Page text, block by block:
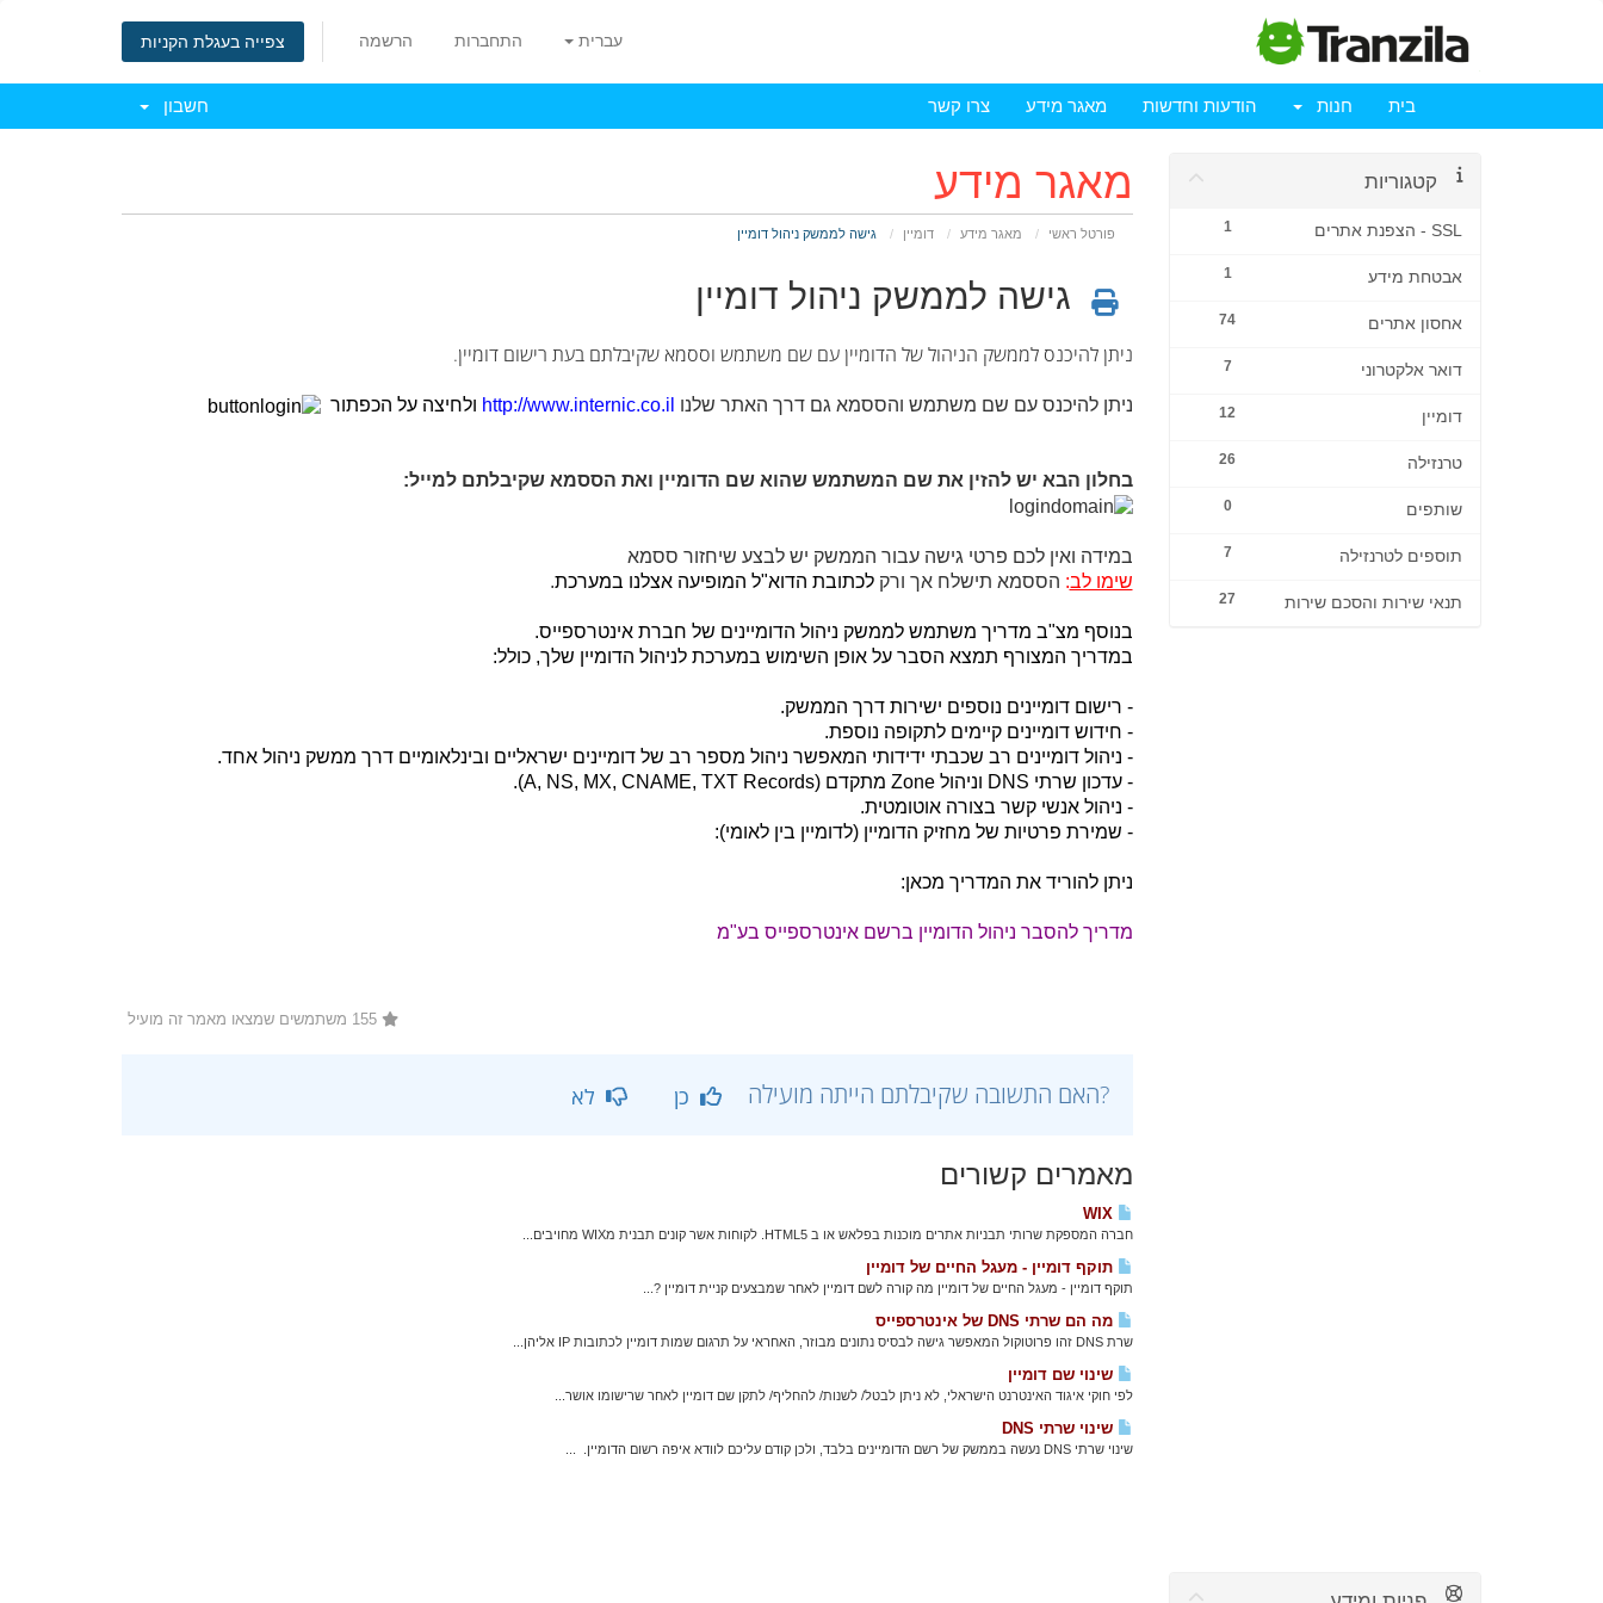
עברית התחברות הרשמה צפייה בעגלת הקניות
בית חנות הודעות וחדשות מאגר מידע צרו קשר חשבון
מאגר מידע
פורטל ראשי מאגר מידע דומיין גישה לממשק ניהול דומיין
קטגוריות
1 SSL - הצפנת אתרים
1 אבטחת מידע
74 אחסון אתרים
7 דואר אלקטרוני
12 דומיין
26 טרנזילה
0 שותפים
7 תוספים לטרנזילה
27 תנאי שירות והסכם שירות
גישה לממשק ניהול דומיין
ניתן להיכנס לממשק הניהול של הדומיין עם שם משתמש וססמא שקיבלתם בעת רישום דומיין.
ניתן להיכנס עם שם משתמש והססמא גם דרך האתר שלנו http://www.internic.co.il ולחיצה על הכפתור
בחלון הבא יש להזין את שם המשתמש שהוא שם הדומיין ואת הססמא שקיבלתם למייל:
במידה ואין לכם פרטי גישה עבור הממשק יש לבצע שיחזור ססמא
שימו לב: הססמא תישלח אך ורקלכתובת הדוא"ל המופיעה אצלנו במערכת.
בנוסף מצ"ב מדריך משתמש לממשק ניהול הדומיינים של חברת אינטרספייס.
במדריך המצורף תמצא הסבר על אופן השימוש במערכת לניהול הדומיין שלך, כולל:
- רישום דומיינים נוספים ישירות דרך הממשק.
- חידוש דומיינים קיימים לתקופה נוספת.
- ניהול דומיינים רב שכבתי ידידותי המאפשר ניהול מספר רב של דומיינים ישראליים ובינלאומיים דרך ממשק ניהול אחד.
- עדכון שרתי DNS וניהול Zone מתקדם (A, NS, MX, CNAME, TXT Records).
- ניהול אנשי קשר בצורה אוטומטית.
- שמירת פרטיות של מחזיק הדומיין (לדומיין בין לאומי):
ניתן להוריד את המדריך מכאן:
מדריך להסבר ניהול הדומיין ברשם אינטרספייס בע"מ
?האם התשובה שקיבלתם הייתה מועילה כן לא
מאמרים קשורים
חברה המספקת שרותי תבניות אתרים מוכנות בפלאש או ב HTML5. לקוחות אשר קונים תבנית מWIX מחויבים...
תוקף דומיין - מעגל החיים של דומיין
תוקף דומיין - מעגל החיים של דומיין מה קורה לשם דומיין לאחר שמבצעים קניית דומיין ?...
מה הם שרתי DNS של אינטרספייס
שרת DNS זהו פרוטוקול המאפשר גישה לבסיס נתונים מבוזר, האחראי על תרגום שמות דומיין לכתובות IP אליהן...
שינוי שם דומיין
לפי חוקי איגוד האינטרנט הישראלי, לא ניתן לבטל/ לשנות/ להחליף/ לתקן שם דומיין לאחר שרישומו אושר...
שינוי שרתי DNS
שינוי שרתי DNS נעשה בממשק של רשם הדומיינים בלבד, ולכן קודם עליכם לוודא איפה רשום הדומיין. ...